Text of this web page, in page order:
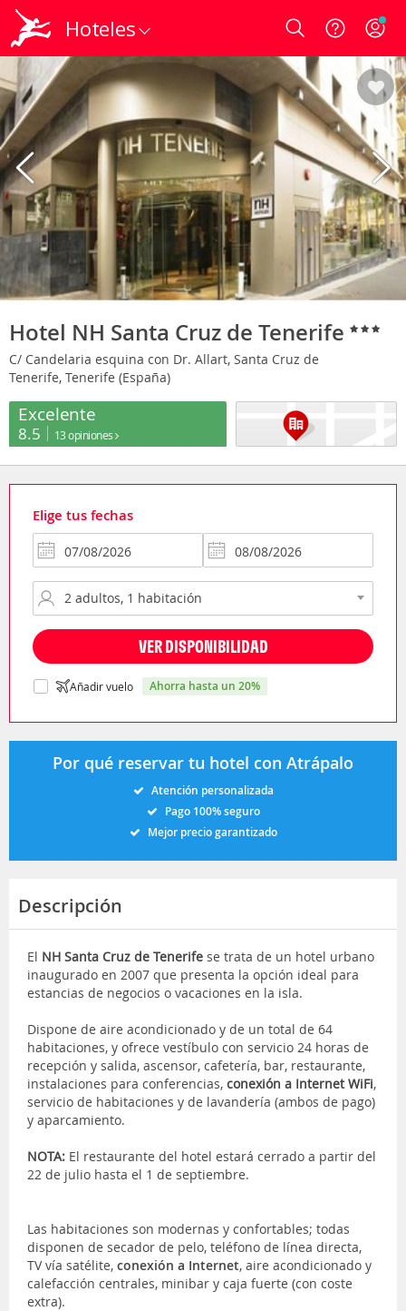
Hoteles Login
Hotel NH Santa Cruz de Tenerife
C/ Candelaria esquina con Dr. Allart, Santa Cruz de
Tenerife, Tenerife (España)
Excelente
8.5 13 opiniones
Elige tus fechas
VER DISPONIBILIDAD
Añadir vuelo ahorra hasta un 20%
Por qué reservar tu hotel con Atrápalo
Atención personalizada
Pago 100% seguro
Mejor precio garantizado
Descripción
El NH Santa Cruz de Tenerife se trata de un hotel urbano
inaugurado en 2007 que presenta la opción ideal para
estancias de negocios o vacaciones en la isla.
Dispone de aire acondicionado y de un total de 64
habitaciones, y ofrece vestíbulo con servicio 24 horas de
recepción y salida, ascensor, cafetería, bar, restaurante,
instalaciones para conferencias, conexión a Internet WiFi,
servicio de habitaciones y de lavandería (ambos de pago)
y aparcamiento.
NOTA: El restaurante del hotel estará cerrado a partir del
22 de julio hasta el 1 de septiembre.
Las habitaciones son modernas y confortables; todas
disponen de secador de pelo, teléfono de línea directa,
TV vía satélite, conexión a Internet, aire acondicionado y
calefacción centrales, minibar y caja fuerte (con coste
extra).